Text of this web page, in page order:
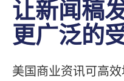
让新闻稿
更广泛的
美国商业资讯可高